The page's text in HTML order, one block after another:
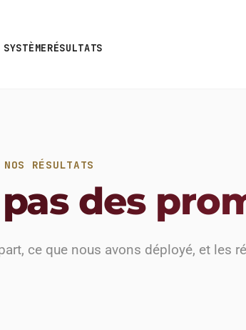
RÉSULTATS
NOS RÉSULTATS
pas des
ce que nous avons déployé, et les